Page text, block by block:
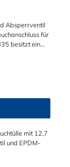
Absperrventil
für
besitzt ein
kombinieren.